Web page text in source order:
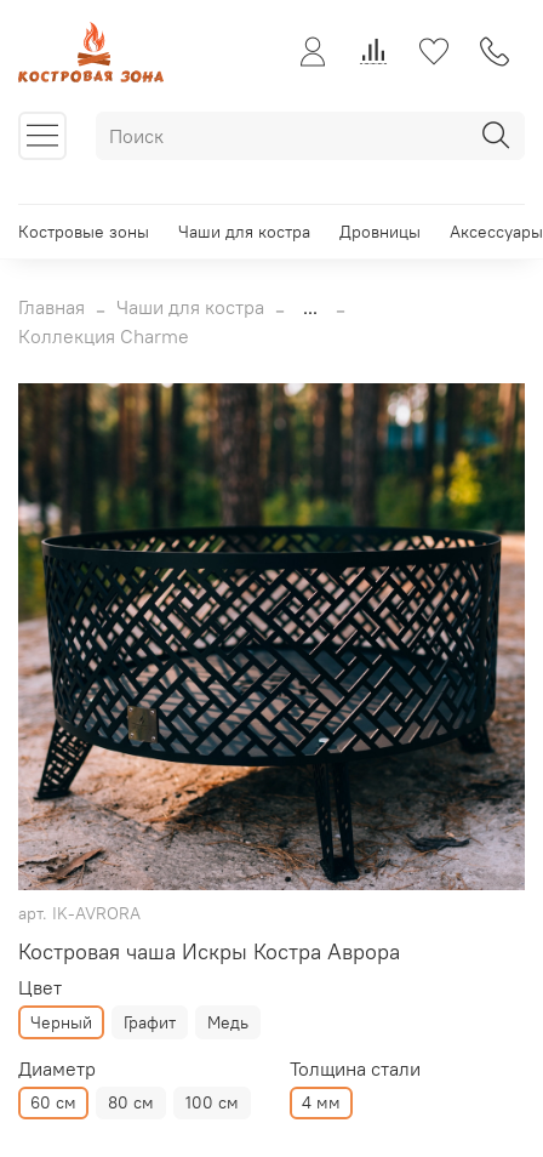
Костровые зоны Чаши для костра Дровницы Аксессуары
Главная Чаши для костра
...
Коллекция Charme
арт. IK-AVRORA
Костровая чаша Искры Костра Аврора
Цвет
Черный Графит Медь
Диаметр
60 см 80 см 100 см
Толщина стали
4 мм